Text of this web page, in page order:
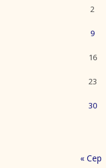
2
9
16
23
30
« Сер